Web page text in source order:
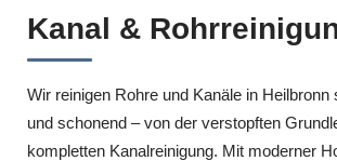
Kanal &
Wir reinigen Rohre und Kanäle in Heilbronn
und schonend – von der verstopften
kompletten Kanalreinigung. Mit moderner